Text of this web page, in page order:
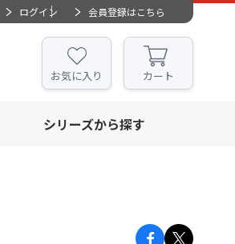
ログイン 会員登録はこちら
お気に入り カート
シリーズから探す